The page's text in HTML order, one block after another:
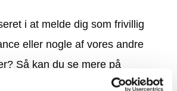
i at melde dig som frivillig
eller nogle af vores andre
Så kan du se mere på
frivillig.